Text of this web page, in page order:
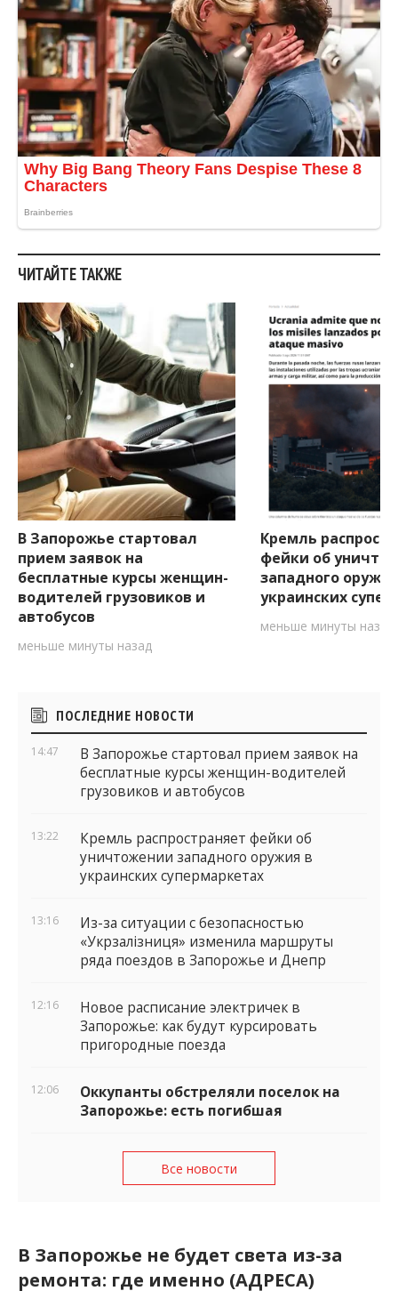
ЧИТАЙТЕ ТАКЖЕ
В Запорожье стартовал
прием заявок на
бесплатные курсы женщин-
водителей грузовиков и
автобусов
меньше минуты назад
Кремль
фейки об
западного
украинских
меньше минуты назад
Боковые
виджеты
ПОСЛЕДНИЕ НОВОСТИ
14:47
В Запорожье стартовал прием заявок на
бесплатные курсы женщин-водителей
грузовиков и автобусов
13:22
Кремль распространяет фейки об
уничтожении западного оружия в
украинских супермаркетах
13:16
Из-за ситуации с безопасностью
«Укрзалізниця» изменила маршруты
ряда поездов в Запорожье и Днепр
12:16
Новое расписание электричек в
Запорожье: как будут курсировать
пригородные поезда
12:06
Оккупанты обстреляли поселок на
Запорожье: есть погибшая
Все новости
В Запорожье не будет света из-за
ремонта: где именно (АДРЕСА)